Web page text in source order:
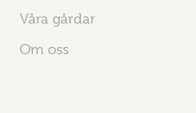
Våra gårdar
Om oss